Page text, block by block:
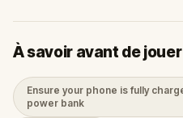
À savoir avant de jouer
Ensure your phone is fully
power bank